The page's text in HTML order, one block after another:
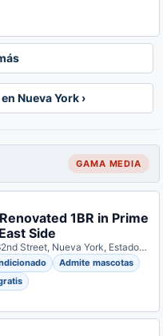
Nueva York ›
GAMA MEDIA
1BR in Prime
Side
151 East 62nd Street, Nueva York, Estados Unidos
Admite mascotas